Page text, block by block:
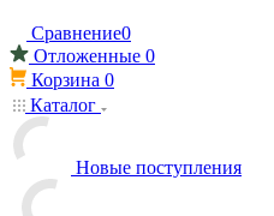
Сравнение0
Отложенные 0
Корзина 0
Каталог
Новые поступления